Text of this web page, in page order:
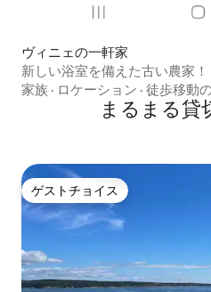
ヴィニェの一軒家
新しい浴室を備えた古い農家！
家族 · ロケーション · 徒歩移動
まるまる貸
ゲストチョイス
ゲストチョイス